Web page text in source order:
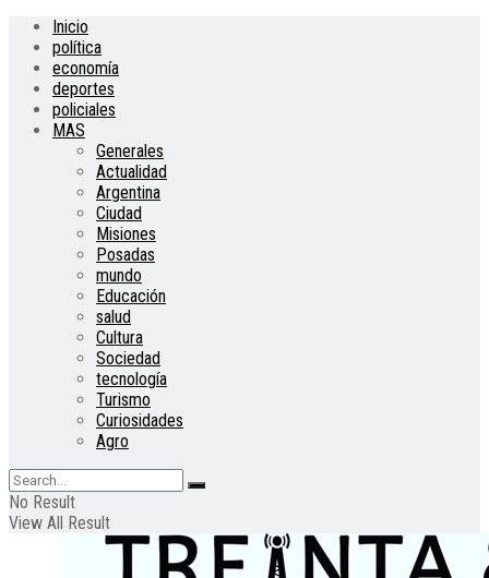
Inicio
política
economía
deportes
policiales
MAS
Generales
Actualidad
Argentina
Ciudad
Misiones
Posadas
mundo
Educación
salud
Cultura
Sociedad
tecnología
Turismo
Curiosidades
Agro
No Result
View All Result